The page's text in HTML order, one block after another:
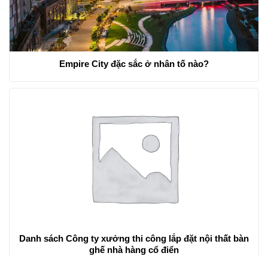
Empire City đặc sắc ở nhân tố nào?
Danh sách Công ty xưởng thi công lắp đặt nội thất bàn
ghế nhà hàng cổ điển